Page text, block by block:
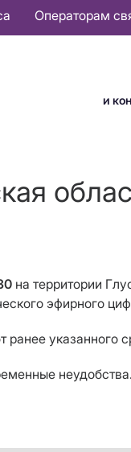
Операторам
и
на территории
эфирного
указанного
неудобства.